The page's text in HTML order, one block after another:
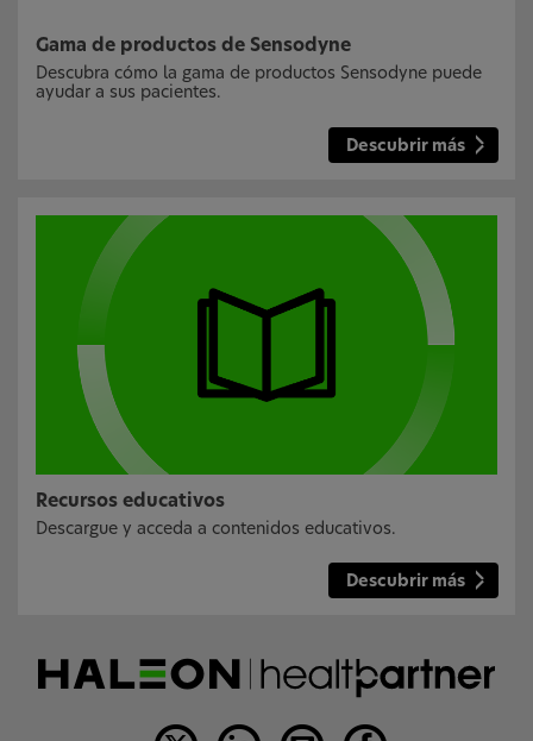
Gama de productos de Sensodyne
Descubra cómo la gama de productos Sensodyne puede
ayudar a sus pacientes.
Descubrir más
Recursos educativos
Descargue y acceda a contenidos educativos.
Descubrir más